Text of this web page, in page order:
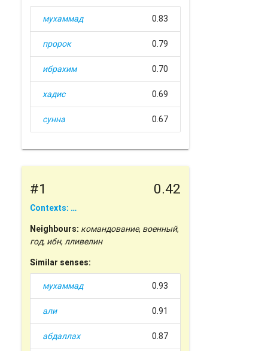
мухаммад 0.83
пророк 0.79
ибрахим 0.70
хадис 0.69
сунна 0.67
#1 0.42
Contexts: …
Neighbours: командование, военный,
год, ибн,лливелин
Similar senses:
мухаммад 0.93
али 0.91
абдаллах 0.87